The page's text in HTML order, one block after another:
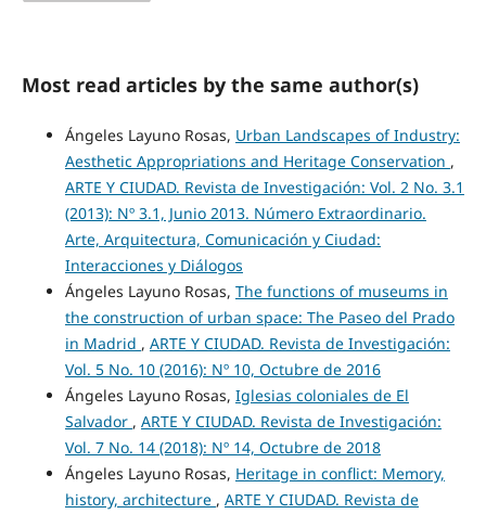
Most read articles by the same author(s)
Ángeles Layuno Rosas, Urban Landscapes of Industry:
Aesthetic Appropriations and Heritage Conservation ,
ARTE Y CIUDAD. Revista de Investigación: Vol. 2 No. 3.1
(2013): Nº 3.1, Junio 2013. Número Extraordinario.
Arte, Arquitectura, Comunicación y Ciudad:
Interacciones y Diálogos
Ángeles Layuno Rosas, The functions of museums in
the construction of urban space: The Paseo del Prado
in Madrid , ARTE Y CIUDAD. Revista de Investigación:
Vol. 5 No. 10 (2016): Nº 10, Octubre de 2016
Ángeles Layuno Rosas, Iglesias coloniales de El
Salvador , ARTE Y CIUDAD. Revista de Investigación:
Vol. 7 No. 14 (2018): Nº 14, Octubre de 2018
Ángeles Layuno Rosas, Heritage in conflict: Memory,
history, architecture , ARTE Y CIUDAD. Revista de